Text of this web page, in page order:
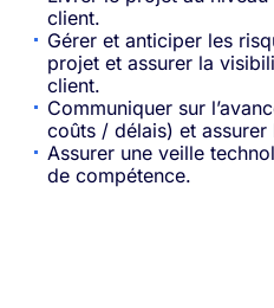
client.
Gérer et anticiper les
projet et assurer la
client.
Communiquer sur
coûts / délais) et
Assurer une veille
de compétence.